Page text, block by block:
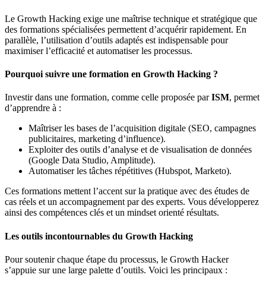
Le Growth Hacking exige une maîtrise technique et stratégique que
des formations spécialisées permettent d’acquérir rapidement. En
parallèle, l’utilisation d’outils adaptés est indispensable pour
maximiser l’efficacité et automatiser les processus.
Pourquoi suivre une formation en Growth Hacking ?
Investir dans une formation, comme celle proposée parISM, permet
d’apprendre à :
Maîtriser les bases de l’acquisition digitale (SEO, campagnes
publicitaires, marketing d’influence).
Exploiter des outils d’analyse et de visualisation de données
(Google Data Studio, Amplitude).
Automatiser les tâches répétitives (Hubspot, Marketo).
Ces formations mettent l’accent sur la pratique avec des études de
cas réels et un accompagnement par des experts. Vous développerez
ainsi des compétences clés et un mindset orienté résultats.
Les outils incontournables du Growth Hacking
Pour soutenir chaque étape du processus, le Growth Hacker
s’appuie sur une large palette d’outils. Voici les principaux :